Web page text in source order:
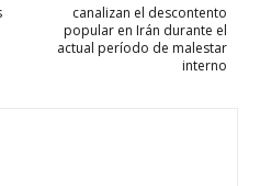
canalizan el descontento
popular en Irán durante el
actual período de malestar
interno